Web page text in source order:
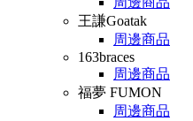
王謙Goatak
周邊商品
163braces
周邊商品
福夢 FUMON
周邊商品